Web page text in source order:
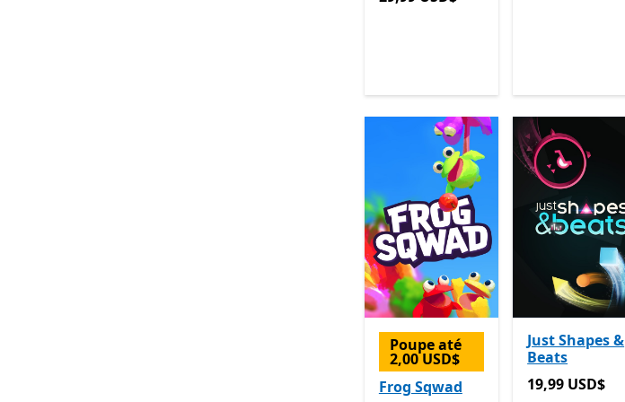
Poupe até
2,00 USD$
Frog Sqwad
Just Shapes &
Beats
19,99 USD$
19,99 USD$